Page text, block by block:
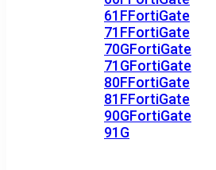
61FFortiGate
71FFortiGate
70GFortiGate
71GFortiGate
80FFortiGate
81FFortiGate
90GFortiGate
91G